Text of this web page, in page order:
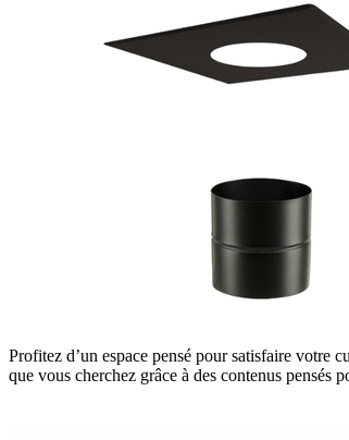
Profitez d’un espace pensé pour satisfaire votre
que vous cherchez grâce à des contenus